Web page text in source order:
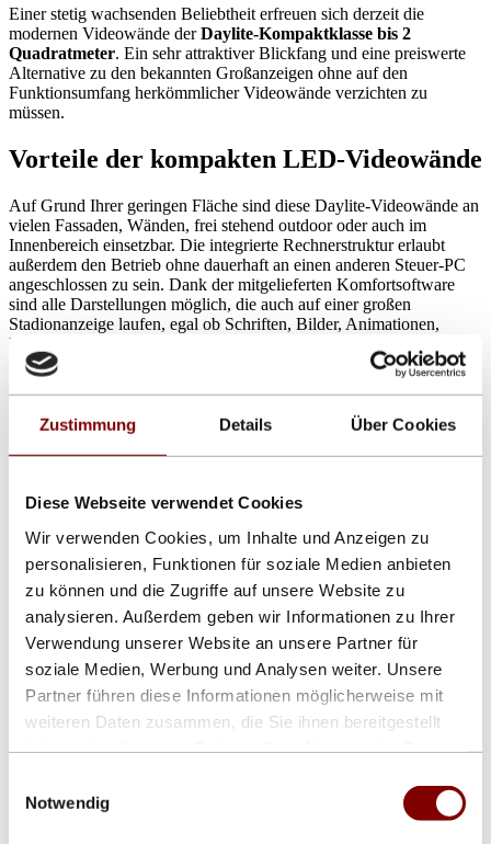
Zustimmung Details Über Cookies
Diese Webseite verwendet Cookies
Wir verwenden Cookies, um Inhalte und Anzeigen zu
personalisieren, Funktionen für soziale Medien anbieten
zu können und die Zugriffe auf unsere Website zu
analysieren. Außerdem geben wir Informationen zu Ihrer
Verwendung unserer Website an unsere Partner für
soziale Medien, Werbung und Analysen weiter. Unsere
Partner führen diese Informationen möglicherweise mit
weiteren Daten zusammen, die Sie ihnen bereitgestellt
Notwendig
Einer stetig wachsenden Beliebtheit erfreuen sich derzeit die
modernen Videowände derDaylite-Kompaktklasse bis 2
Quadratmeter. Ein sehr attraktiver Blickfang und eine preiswerte
Alternative zu den bekannten Großanzeigen ohne auf den
Funktionsumfang herkömmlicher Videowände verzichten zu
müssen.
Vorteile der kompakten LED-Videowände
Auf Grund Ihrer geringen Fläche sind diese Daylite-Videowände an
vielen Fassaden, Wänden, frei stehend outdoor oder auch im
Innenbereich einsetzbar. Die integrierte Rechnerstruktur erlaubt
außerdem den Betrieb ohne dauerhaft an einen anderen Steuer-PC
angeschlossen zu sein. Dank der mitgelieferten Komfortsoftware
sind alle Darstellungen möglich, die auch auf einer großen
Stadionanzeige laufen, egal ob Schriften, Bilder, Animationen,
Uhrzeit, Temperatur, Spielstände oder eigene Videos. Auch der
Montageaufwand ist auf Grund der kompakten modularen
Bauweise gering. Letztlich wurde bereits in der Entwicklung darauf
regelmäßige Wartung auskommen und eventuelle Reparaturen auch
attraktiver Preis und eine lange Lebensdauer dieser LED-
Werbeträger und Informationssystem.
Show larger version for:
mehrfarbige Videowand in Rostock
Show larger version
Videowand 2x1 m in Bottrop
Show larger version for:
vollfarbige Videowand in Krefeld
Angebotsspektrum bei kompakten LED-